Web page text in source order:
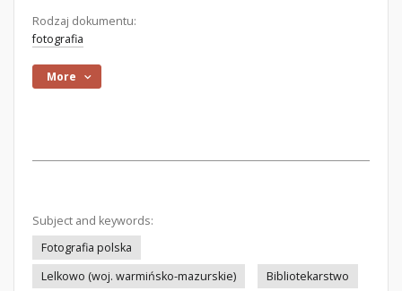
Rodzaj dokumentu:
fotografia
More
Subject and keywords:
Fotografia polska
Lelkowo (woj. warmińsko-mazurskie)
Bibliotekarstwo